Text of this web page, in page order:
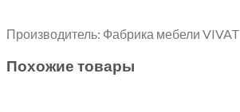
Производитель: Фабрика мебели VIVAT
Похожие товары